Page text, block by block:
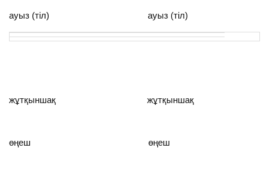
ауыз (тіл) ауыз (тіл)
жұтқыншақ жұтқыншақ
өңеш өңеш